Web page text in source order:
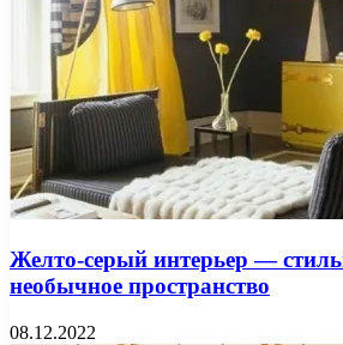
Желто-серый интерьер —
необычное пространство
08.12.2022